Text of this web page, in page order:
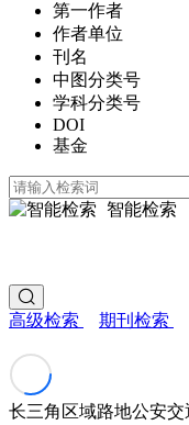
第一作者
作者单位
刊名
中图分类号
学科分类号
DOI
基金
智能检索
高级检索 期刊检索
长三角区域路地公安